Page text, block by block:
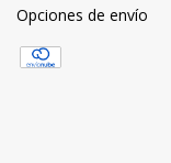
Opciones de envío